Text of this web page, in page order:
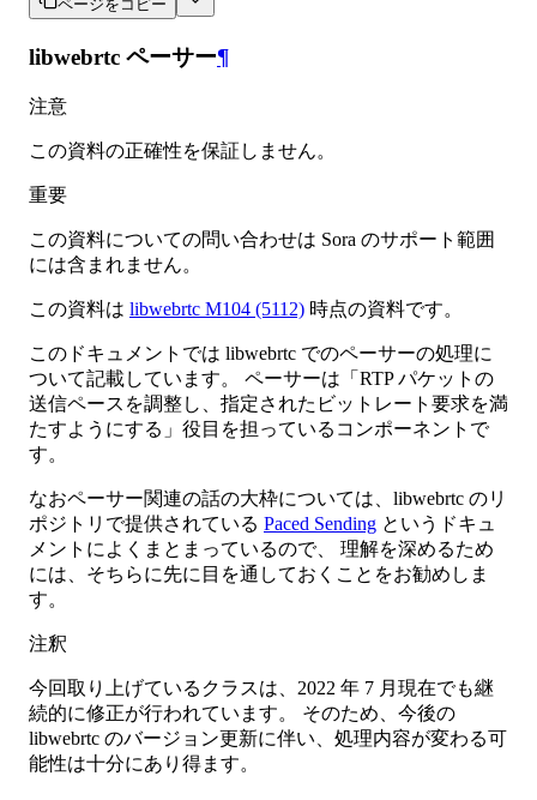
ページをコピー
libwebrtc ペーサー¶
注意
この資料の正確性を保証しません。
重要
この資料についての問い合わせは Sora のサポート範囲
には含まれません。
この資料は libwebrtc M104 (5112) 時点の資料です。
このドキュメントでは libwebrtc でのペーサーの処理に
ついて記載しています。 ペーサーは「RTP パケットの
送信ペースを調整し、指定されたビットレート要求を満
たすようにする」役目を担っているコンポーネントで
す。
なおペーサー関連の話の大枠については、libwebrtc のリ
ポジトリで提供されている Paced Sending というドキュ
メントによくまとまっているので、 理解を深めるため
には、そちらに先に目を通しておくことをお勧めしま
す。
注釈
今回取り上げているクラスは、2022 年 7 月現在でも継
続的に修正が行われています。 そのため、今後の
libwebrtc のバージョン更新に伴い、処理内容が変わる可
能性は十分にあり得ます。